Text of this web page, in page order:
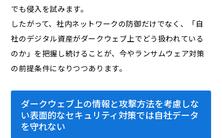
でも侵入を試みます。
したがって、社内ネットワークの防御だけでなく、「自
社のデジタル資産がダークウェブ上でどう扱われている
のか」を把握し続けることが、今やランサムウェア対策
の前提条件になりつつあります。
ダークウェブ上の情報と攻撃方法を考慮しな
い表面的なセキュリティ対策では自社データ
を守れない